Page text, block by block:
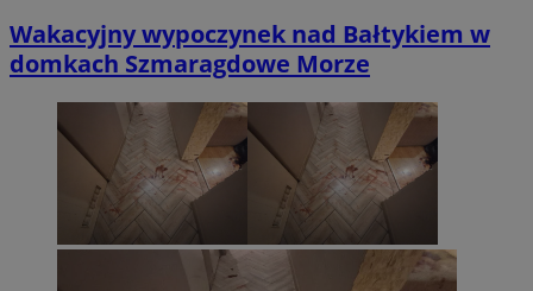
Wakacyjny wypoczynek nad Bałtykiem w
domkach Szmaragdowe Morze